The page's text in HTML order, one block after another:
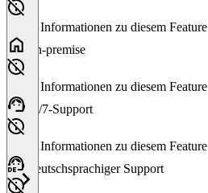
Keine Informationen zu diesem Feature
On-premise
Keine Informationen zu diesem Feature
24/7-Support
Keine Informationen zu diesem Feature
Deutschsprachiger Support